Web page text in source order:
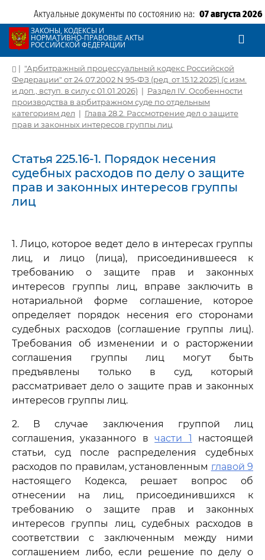
Актуальные документы по состоянию на: 07 августа 2026
ЗАКОНЫ, КОДЕКСЫ И
НОРМАТИВНО-ПРАВОВЫЕ АКТЫ
РОССИЙСКОЙ ФЕДЕРАЦИИ
| "Арбитражный процессуальный кодекс Российской
Федерации" от 24.07.2002 N 95-ФЗ (ред. от 15.12.2025) (с изм.
и доп., вступ. в силу с 01.01.2026) | Раздел IV. Особенности
производства в арбитражном суде по отдельным
категориям дел | Глава 28.2. Рассмотрение дел о защите
прав и законных интересов группы лиц
Статья 225.16-1. Порядок несения
судебных расходов по делу о защите
прав и законных интересов группы
лиц
1. Лицо, которое ведет дело в интересах группы
лиц, и лицо (лица), присоединившееся к
требованию о защите прав и законных
интересов группы лиц, вправе заключить в
нотариальной форме соглашение, которое
определяет порядок несения его сторонами
судебных расходов (соглашение группы лиц).
Требования об изменении и о расторжении
соглашения группы лиц могут быть
предъявлены только в суд, который
рассматривает дело о защите прав и законных
интересов группы лиц.
2. В случае заключения группой лиц
соглашения, указанного вчасти 1 настоящей
статьи, суд после распределения судебных
расходов по правилам, установленным главой 9
настоящего Кодекса, решает вопрос об
отнесении на лиц, присоединившихся к
требованию о защите прав и законных
интересов группы лиц, судебных расходов в
соответствии с заключенным между ними
соглашением либо, если решение по делу о